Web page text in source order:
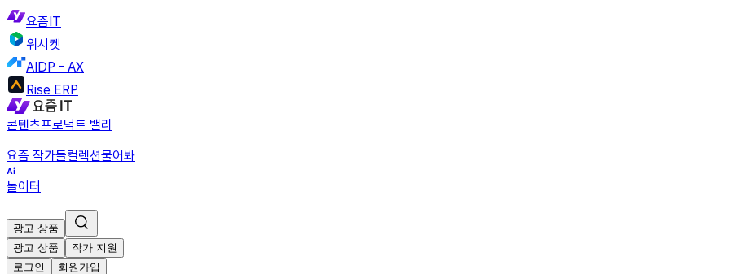
요즘IT
위시켓
AIDP - AX
Rise ERP
콘텐츠프로덕트 밸리
요즘 작가들컬렉션물어봐
놀이터
광고 상품
광고 상품
작가 지원
로그인
회원가입